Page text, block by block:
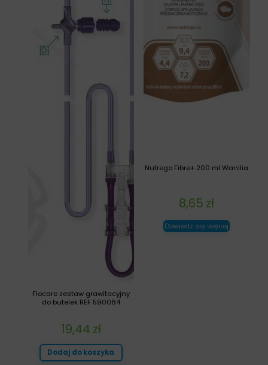
Nutrego Fibre+ 200 ml Wanilia
8,65 zł
Dowiedz się więcej
Flocare zestaw grawitacyjny
do butelek REF 590084
19,44 zł
Dodaj do koszyka